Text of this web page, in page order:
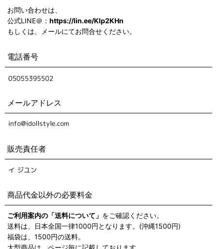
お問い合わせは、
公式LINE＠： https://lin.ee/KIp2KHn
もしくは、メールにてお問合せください。
電話番号
メールアドレス
販売責任者
商品代金以外の必要料金
ご利用案内の「送料について」 をご確認ください。
送料は、日本全国一律1000円となります。(沖縄1500円)
福袋は、1500円の送料。
大型商品は、ページ毎に記載しております。